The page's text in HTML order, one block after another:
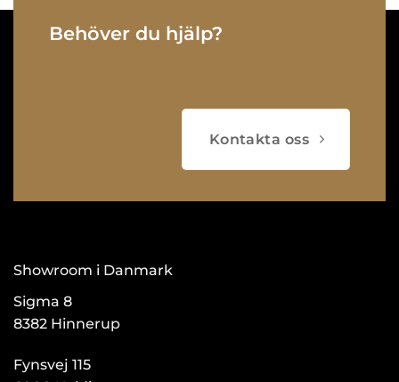
Behöver du hjälp?
Kontakta oss
Showroom i Danmark
Sigma 8
8382 Hinnerup
Fynsvej 115